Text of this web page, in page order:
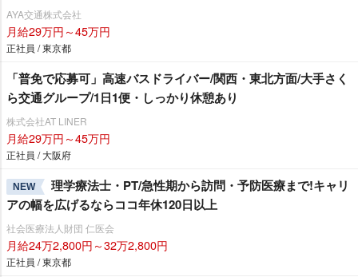
業界でも希少な出庫前の釣銭救済制度あり(出庫者全員対象)2024
年10月以降も74歳まで社保加入＆12勤務可能！クレジット決済
等の乗務員さんの各種手数料負担なし！TiktokでAYA交通の魅
AYA交通株式会社
月給29万円～45万円
正社員 / 東京都
「普免で応募可」高速バスドライバー/関西・東北方面/大手さく
ら交通グループ/1日1便・しっかり休憩あり
株式会社AT LINER
月給29万円～45万円
正社員 / 大阪府
NEW
理学療法士・PT/急性期から訪問・予防医療まで!キャリ
アの幅を広げるならココ年休120日以上
社会医療法人財団 仁医会
月給24万2,800円～32万2,800円
正社員 / 東京都